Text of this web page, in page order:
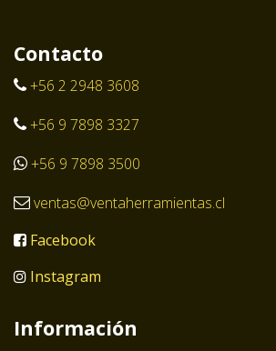
Contacto
+56 2 2948 3608
+56 9 7898 3327
+56 9 7898 3500
ventas@ventaherramientas.cl
Facebook
Instagram
Información